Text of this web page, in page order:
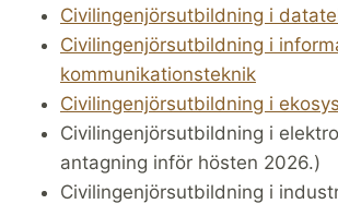
Civilingenjörsutbildning i
Civilingenjörsutbildning i
kommunikationsteknik
Civilingenjörsutbildning i
Civilingenjörsutbildning i
antagning inför hösten 2026.)
Civilingenjörsutbildning i